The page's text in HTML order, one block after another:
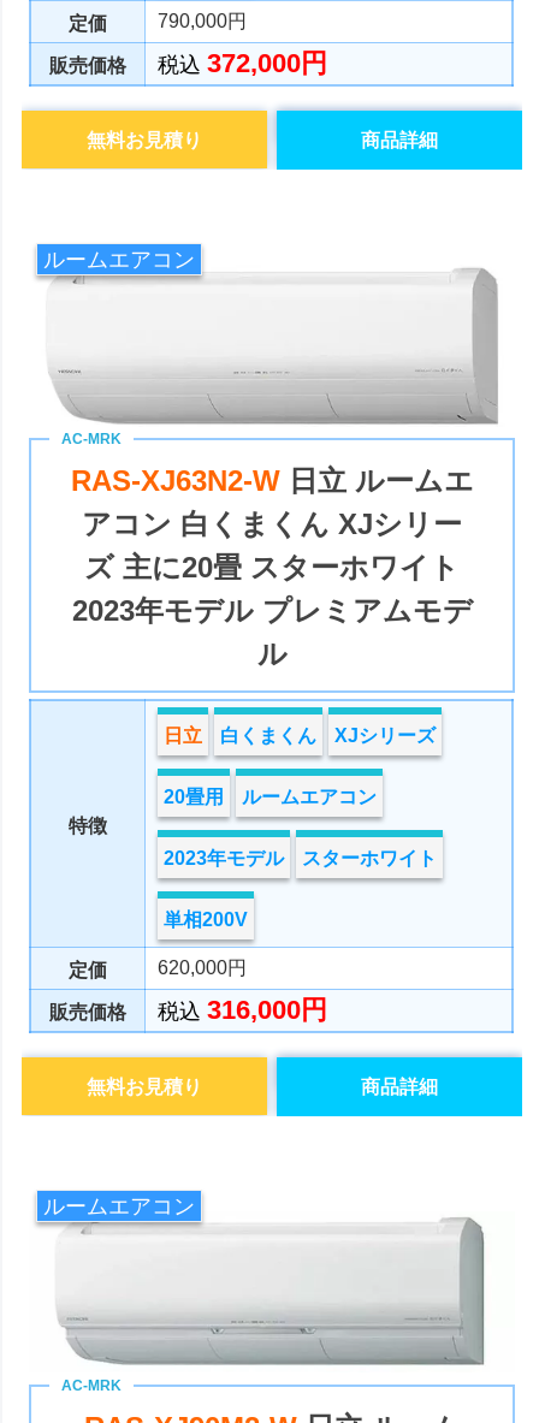
定価 790,000円
販売価格 税込372,000円
商品詳細
無料お見積り
ルームエアコン
RAS-XJ63N2-W 日立 ルームエ
アコン 白くまくん XJシリー
ズ 主に20畳 スターホワイト
2023年モデル プレミアムモデ
ル
特徴
日立 白くまくん XJシリーズ
20畳用 ルームエアコン
2023年モデル スターホワイト
単相200V
定価 620,000円
販売価格 税込316,000円
商品詳細
無料お見積り
ルームエアコン